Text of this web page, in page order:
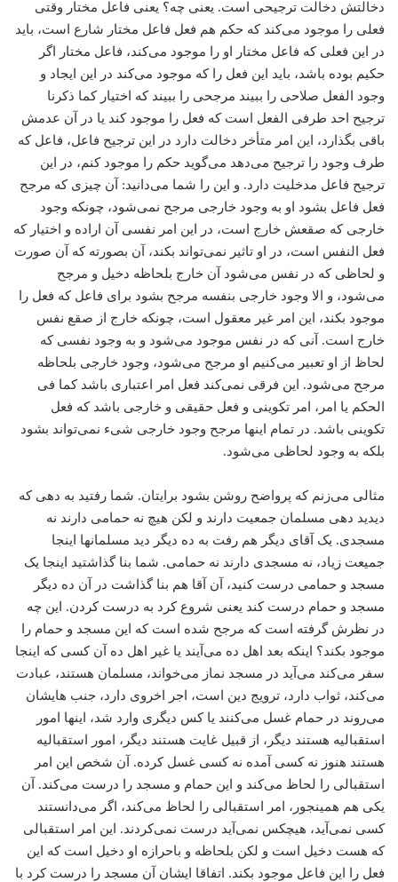
دخالتش دخالت ترجیحی است. یعنی چه؟ یعنی فاعل مختار وقتی
فعلی را موجود می‌‌کند که حکم هم فعل فاعل مختار شارع است، باید
در این فعلی که فاعل مختار او را موجود می‌‌کند، فاعل مختار اگر
حکیم بوده باشد، ‌باید این فعل را که موجود می‌‌کند ‌در این ایجاد و
وجود الفعل صلاحی را ببیند ‌مرجحی را ببیند که اختیار کما ذکرنا
ترجیح احد طرفی الفعل است که فعل را موجود کند یا در آن عدمش
باقی بگذارد، این امر متأخر دخالت دارد در این ترجیح فاعل، فاعل که
طرف وجود را ترجیح می‌‌دهد می‌‌گوید حکم را موجود کنم، در این
ترجیح فاعل مدخلیت دارد. و این را شما می‌‌دانید: آن چیزی که مرجح
فعل فاعل بشود او به وجود خارجی مرجح نمی‌شود، چونکه وجود
خارجی که صقعش خارج است، در این امر نفسی آن اراده و اختیار که
فعل النفس است، در او تاثیر نمی‌تواند بکند، ‌آن بصورته که آن صورت
و لحاظی که در نفس می‌‌شود آن خارج بلحاظه دخیل و مرجح
می‌‌شود، و الا وجود خارجی بنفسه مرجح بشود برای فاعل که فعل را
موجود بکند، این امر غیر معقول است، چونکه خارج از صقع نفس
خارج است. آنی که در نفس موجود می‌‌شود و به وجود نفسی که
لحاظ از او تعبیر می‌‌کنیم او مرجح می‌‌شود، وجود خارجی بلحاظه
مرجح می‌‌شود. این فرقی نمی‌کند فعل امر اعتباری باشد کما فی
الحکم یا امر، امر تکوینی و فعل حقیقی و خارجی باشد که فعل
تکوینی باشد. در تمام اینها مرجح وجود خارجی شیء نمی‌تواند بشود
بلکه به وجود لحاظی می‌‌شود.
مثالی می‌‌زنم که پرواضح روشن بشود برایتان. شما رفتید به دهی که
دیدید دهی مسلمان جمعیت دارند و لکن هیچ نه حمامی دارند نه
مسجدی. یک آقای دیگر هم رفت به ده دیگر دید مسلمانها اینجا
جمیعت زیاد، نه مسجدی دارند نه حمامی. شما بنا گذاشتید اینجا یک
مسجد و حمامی درست کنید، آن آقا هم بنا گذاشت در آن ده دیگر
مسجد و حمام درست کند یعنی شروع کرد به درست کردن. این چه
در نظرش گرفته است که مرجح شده است که این مسجد و حمام را
موجود بکند؟ اینکه بعد اهل ده می‌آیند یا غیر اهل ده آن کسی که اینجا
سفر می‌‌کند می‌آید در مسجد نماز می‌‌خواند، مسلمان هستند، عبادت
می‌‌کند، ‌ثواب دارد، ‌ترویج دین است، اجر اخروی دارد، جنب‌ هایشان
می‌‌روند در حمام غسل می‌‌کنند یا کس دیگری وارد شد، اینها امور
استقبالیه هستند دیگر، از قبیل غایت هستند دیگر، امور استقبالیه
هستند هنوز نه کسی آمده نه کسی غسل کرده. آن شخص این امر
استقبالی را لحاظ می‌‌کند و این حمام و مسجد را درست می‌‌کند. آن
یکی هم همینجور، امر استقبالی را لحاظ می‌‌کند، اگر می‌‌دانستند
کسی نمی‌آید، هیچکس نمی‌آید درست نمی‌کردند. این امر استقبالی
که هست دخیل است و لکن بلحاظه و باحرازه او دخیل است که این
فعل را این فاعل موجود بکند. اتفاقا ایشان آن مسجد را درست کرد با